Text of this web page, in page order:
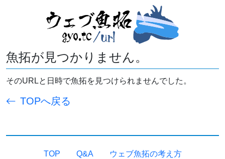
魚拓が見つかりません。
そのURLと日時で魚拓を見つけられませんでした。
TOPへ戻る
TOP Q&A ウェブ魚拓の考え方